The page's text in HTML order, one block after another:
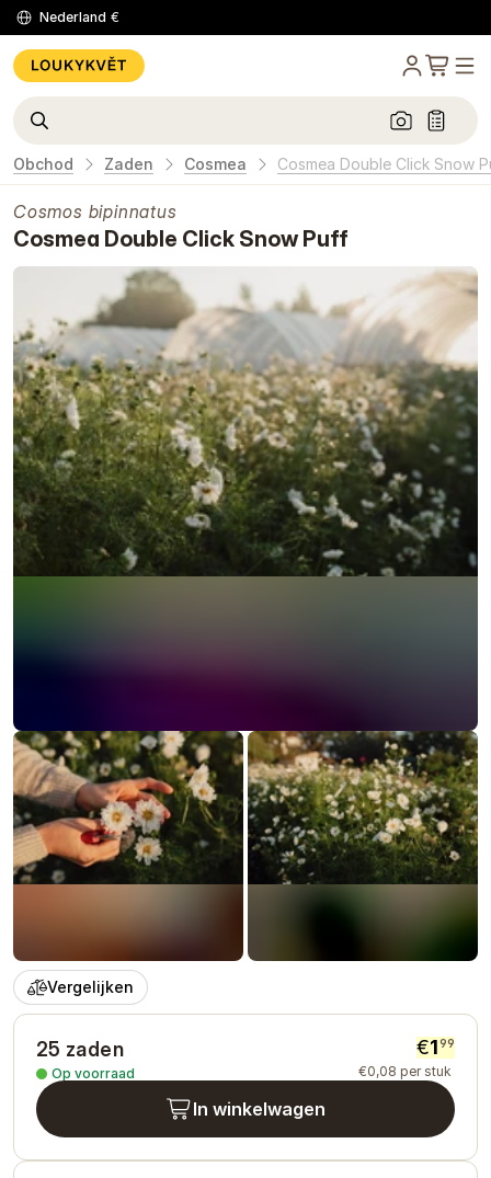
Nederland €
Obchod Zaden Cosmea Cosmea Double Click Snow
Cosmos bipinnatus
Cosmea Double Click Snow Puff
Vergelijken
25 zaden
Op voorraad
€199
€0,08 per stuk
In winkelwagen